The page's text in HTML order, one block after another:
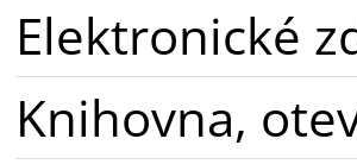
Elektronické
Knihovna,